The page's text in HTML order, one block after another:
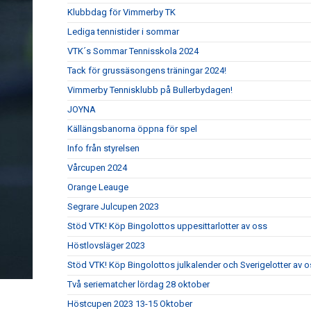
Klubbdag för Vimmerby TK
Lediga tennistider i sommar
VTK´s Sommar Tennisskola 2024
Tack för grussäsongens träningar 2024!
Vimmerby Tennisklubb på Bullerbydagen!
JOYNA
Källängsbanorna öppna för spel
Info från styrelsen
Vårcupen 2024
Orange Leauge
Segrare Julcupen 2023
Stöd VTK! Köp Bingolottos uppesittarlotter av oss
Höstlovsläger 2023
Stöd VTK! Köp Bingolottos julkalender och Sverigelotter av
Två seriematcher lördag 28 oktober
Höstcupen 2023 13-15 Oktober